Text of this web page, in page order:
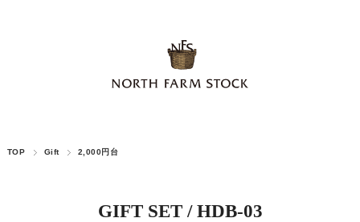
TOP Gift 2,000円台
GIFT SET / HDB-03